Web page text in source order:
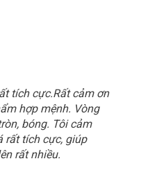
tích cực.Rất cảm ơn
hợp mệnh. Vòng
bóng. Tôi cảm
rất tích cực, giúp
rất nhiều.